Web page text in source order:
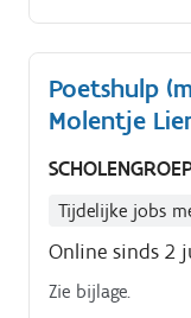
Poetshulp
Molentje
Tijdelijke jobs
Online sinds 2
Zie bijlage.